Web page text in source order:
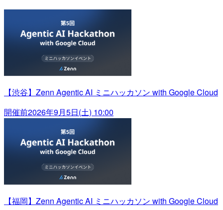
【渋谷】Zenn Agentic AI ミニハッカソン with Google Cloud
開催前2026年9月5日(土) 10:00
【福岡】Zenn Agentic AI ミニハッカソン with Google Cloud